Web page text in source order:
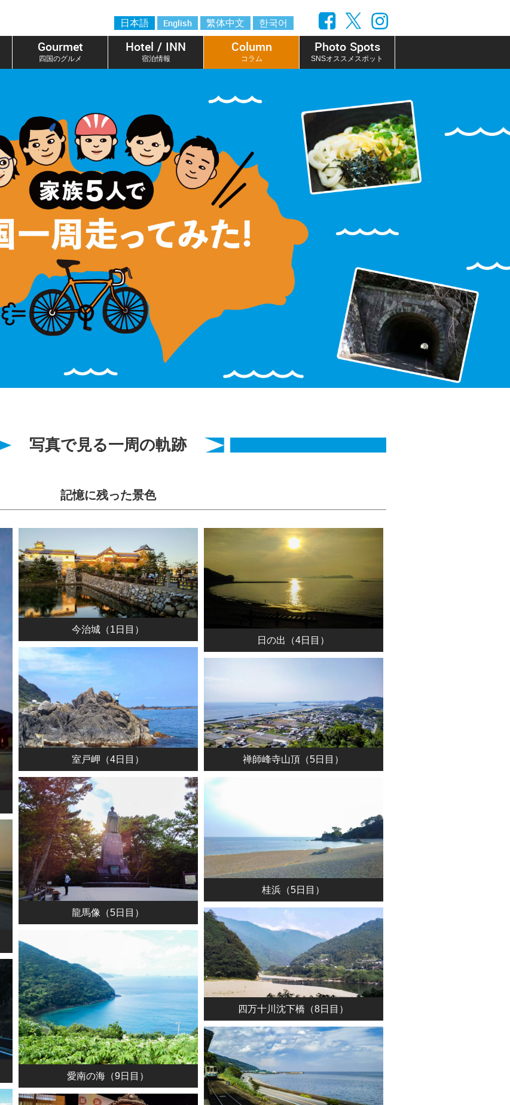
日本語 English 繁体中文 한국어
Gourmet
四国のグルメ
Hotel / INN
宿泊情報
Column
コラム
Photo Spots
SNSオススメスポット
写真で見る一周の軌跡
記憶に残った景色
今治城（1日目）
日の出（4日目）
室戸岬（4日目） 禅師峰寺山頂（5日目）
龍馬像（5日目）
桂浜（5日目）
四万十川沈下橋（8日目）
愛南の海（9日目）